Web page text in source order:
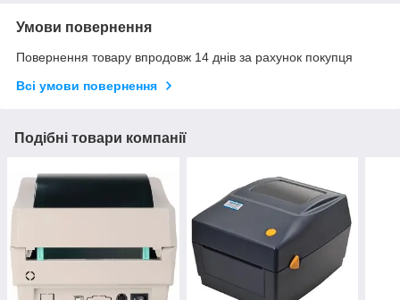
Умови повернення
Повернення товару впродовж 14 днів за рахунок покупця
Всі умови повернення
Подібні товари компанії